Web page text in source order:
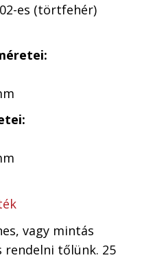
es (törtfehér)
vagy mintás
rendelni tőlünk. 25